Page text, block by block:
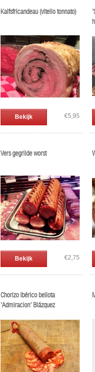
Kalfsfricandeau (vitello tonnato)
Bekijk €5,95
Vers gegrilde worst
Bekijk €2,75
Chorizo Ibérico bellota
'Admiracion' Blázquez